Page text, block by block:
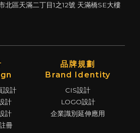
北區天滿二丁目1之12號 天滿橋SE大樓
設計
計
計
冊
品牌規劃
Brand Identity
CIS設計
LOGO設計
企業識別延伸應用